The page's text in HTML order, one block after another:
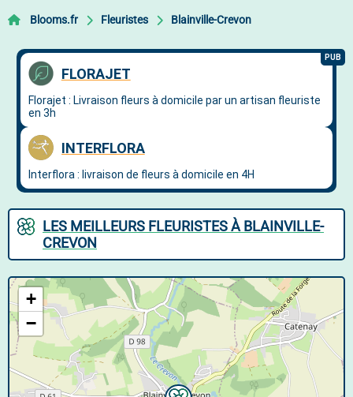
Blooms.fr Fleuristes Blainville-Crevon
LES MEILLEURS FLEURISTES À BLAINVILLE-
CREVON
+
−